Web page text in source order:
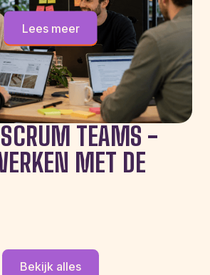
Lees meer
SCRUM TEAMS -
MET DE
Bekijk alles